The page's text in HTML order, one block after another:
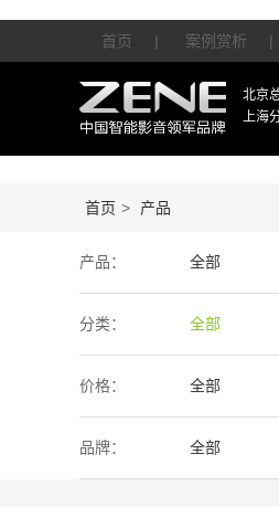
首页 | 案例赏析 |
北京
上海
首页 > 产品
产品： 全部
智能产品
分类： 全部
价格： 全部
50万-100万
品牌： 全部